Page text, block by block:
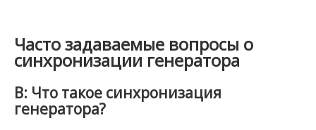
Часто задаваемые вопросы о
синхронизации генератора
В: Что такое синхронизация
генератора?